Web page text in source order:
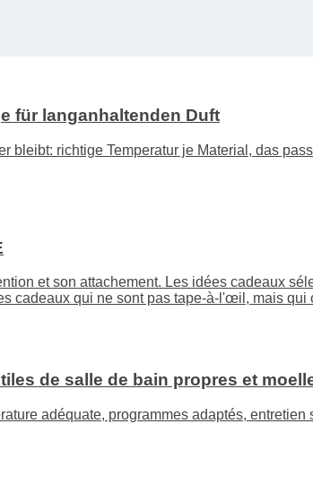
für langanhaltenden Duft
bleibt: richtige Temperatur je Material, das
et son attachement. Les idées cadeaux
cadeaux qui ne sont pas tape-à-l'œil, mais
de salle de bain propres et
adéquate, programmes adaptés,